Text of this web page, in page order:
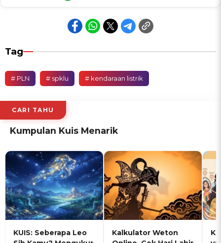
Tag
# PLN # spklu # kendaraan listrik
CARI TAHU
Kumpulan Kuis Menarik
KUIS: Seberapa Leo
Kalkulator Weton